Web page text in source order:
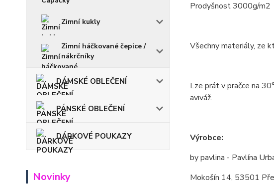
Zimní kukly
Zimní háčkované čepice /
nákrčníky
DÁMSKÉ OBLEČENÍ
PÁNSKÉ OBLEČENÍ
DÁRKOVÉ POUKAZY
Novinky
Prodyšnost 3000g/m2
Všechny materiály, ze
Lze prát v pračce na
aviváž.
Výrobce:
by pavlina - Pavlína
Mokošín 14, 53501